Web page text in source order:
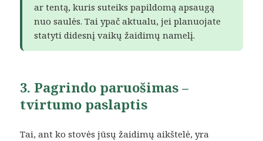
ar tentą, kuris suteiks papildomą apsaugą
nuo saulės. Tai ypač aktualu, jei planuojate
statyti didesnį vaikų žaidimų namelį.
3. Pagrindo paruošimas –
tvirtumo paslaptis
Tai, ant ko stovės jūsų žaidimų aikštelė, yra